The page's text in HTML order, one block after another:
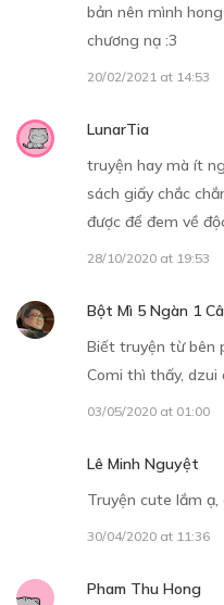
CHƯƠNG 5
CHƯƠNG 6
bản nên mình
chương nạ :3
20/02/2021 at 14:53
LunarTia
truyện hay mà ít
sách giấy chắc
được để đem về
28/10/2020 at 19:53
Bột Mì 5 Ngàn 1
Biết truyện từ bên
03/05/2020 at 01:00
Lê Minh Nguyệt
Truyện cute lắm
30/04/2020 at 11:36
Pham Thu Hong